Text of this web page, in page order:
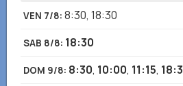
VEN 7/8: 8:30, 18:30
SAB 8/8: 18:30
DOM 9/8: 8:30, 10:00, 11:15,